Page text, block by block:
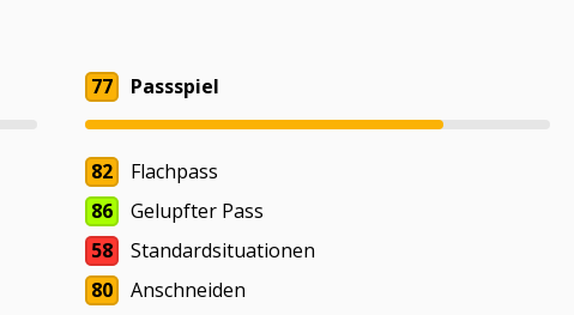
77 Passspiel
82
Flachpass
86
Gelupfter Pass
58
Standardsituationen
80
Anschneiden